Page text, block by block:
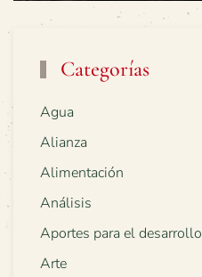
Categorías
Agua
Alianza
Alimentación
Análisis
Aportes para el desarrollo
Arte